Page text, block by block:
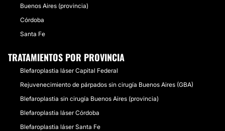
Buenos Aires (provincia)
Córdoba
Santa Fe
TRATAMIENTOS POR PROVINCIA
Blefaroplastia láser Capital Federal
Rejuvenecimiento de párpados sin cirugía Buenos Aires (GBA)
Blefaroplastia sin cirugía Buenos Aires (provincia)
Blefaroplastia láser Córdoba
Blefaroplastia láser Santa Fe